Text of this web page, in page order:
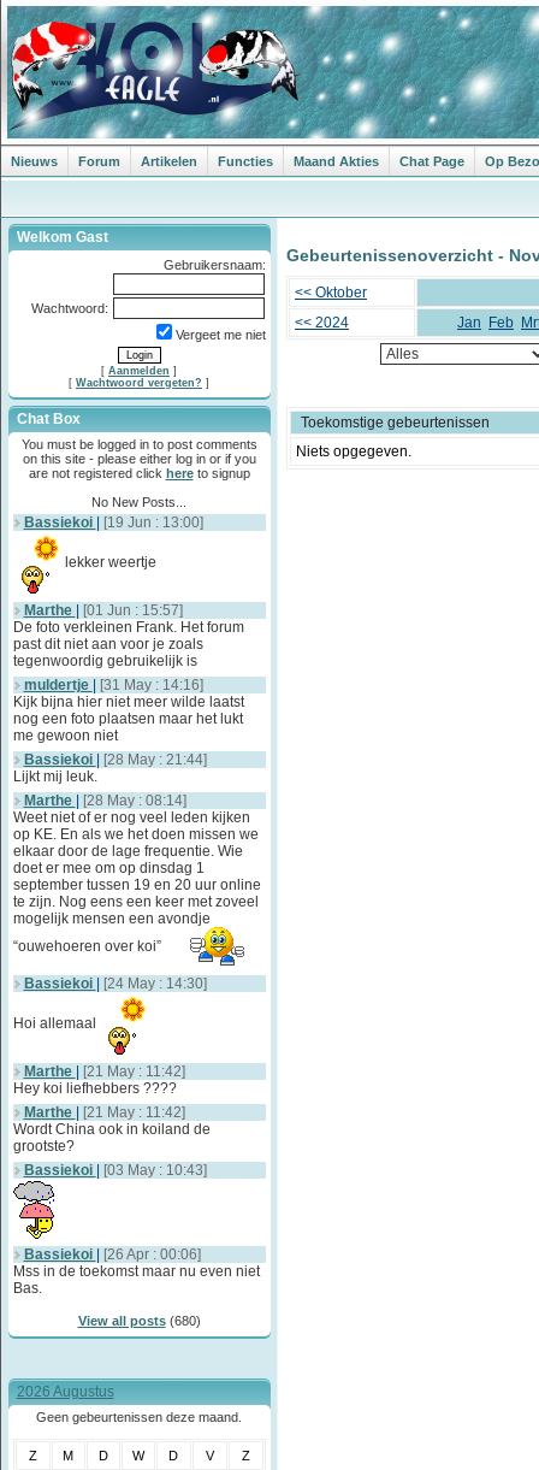
Nieuws Forum Artikelen Functies Maand Akties Chat Page Op
Welkom Gast
Gebruikersnaam:
Wachtwoord:
Vergeet me niet
[ Aanmelden ]
[ Wachtwoord vergeten? ]
Chat Box
You must be logged in to post comments
on this site - please either log in or if you
are not registered click hereto signup
No New Posts...
Bassiekoi [19 Jun : 13:00]
lekker weertje
Marthe
[01 Jun : 15:57]
De foto verkleinen Frank. Het forum
past dit niet aan voor je zoals
tegenwoordig gebruikelijk is
muldertje
[31 May : 14:16]
Kijk bijna hier niet meer wilde laatst
nog een foto plaatsen maar het lukt
me gewoon niet
Bassiekoi
[28 May : 21:44]
Lijkt mij leuk.
Marthe
[28 May : 08:14]
Weet niet of er nog veel leden kijken
op KE. En als we het doen missen we
elkaar door de lage frequentie. Wie
doet er mee om op dinsdag 1
september tussen 19 en 20 uur online
te zijn. Nog eens een keer met zoveel
mogelijk mensen een avondje
“ouwehoeren over koi”
Bassiekoi [24 May : 14:30]
Hoi allemaal
Marthe
[21 May : 11:42]
Hey koi liefhebbers ????
Marthe
[21 May : 11:42]
Wordt China ook in koiland de
grootste?
Bassiekoi
[03 May : 10:43]
Bassiekoi
[26 Apr : 00:06]
Mss in de toekomst maar nu even niet
Bas.
View all posts(680)
2026 Augustus
Geen gebeurtenissen deze maand.
Z M D W D V Z
Gebeurtenissenoverzicht -
<< Oktober
<< 2024
Jan Feb
Toekomstige gebeurtenissen
Niets opgegeven.